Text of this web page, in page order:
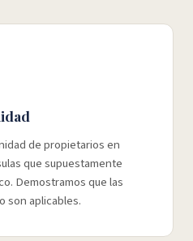
de propietarios en
que supuestamente
Demostramos que las
son aplicables.